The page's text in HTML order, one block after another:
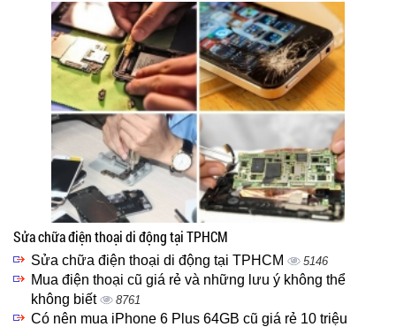
Sửa chữa điện thoại di động tại TPHCM
Sửa chữa điện thoại di động tại TPHCM 5146
Mua điện thoại cũ giá rẻ và những lưu ý không thể
không biết
8761
Có nên mua iPhone 6 Plus 64GB cũ giá rẻ 10 triệu